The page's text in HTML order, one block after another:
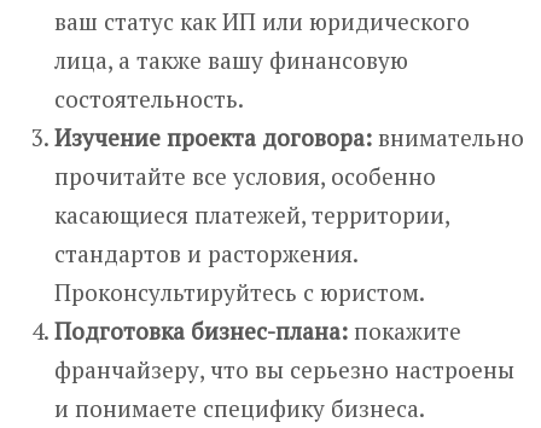
ваш статус как ИП или юридического
лица, а также вашу финансовую
состоятельность.
Изучение проекта договора: внимательно
прочитайте все условия, особенно
касающиеся платежей, территории,
стандартов и расторжения.
Проконсультируйтесь с юристом.
Подготовка бизнес-плана: покажите
франчайзеру, что вы серьезно настроены
и понимаете специфику бизнеса.